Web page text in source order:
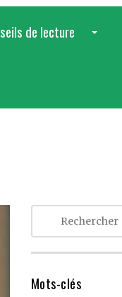
de lecture
Mots-clés